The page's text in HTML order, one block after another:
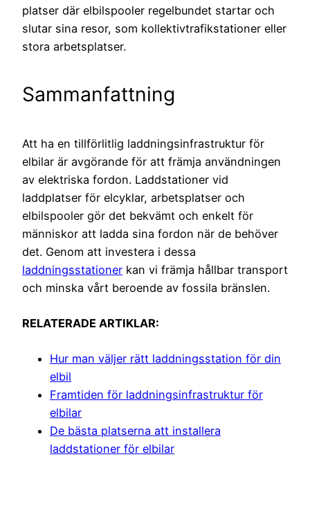
platser där elbilspooler regelbundet startar och
slutar sina resor, som kollektivtrafikstationer eller
stora arbetsplatser.
Sammanfattning
Att ha en tillförlitlig laddningsinfrastruktur för
elbilar är avgörande för att främja användningen
av elektriska fordon. Laddstationer vid
laddplatser för elcyklar, arbetsplatser och
elbilspooler gör det bekvämt och enkelt för
människor att ladda sina fordon när de behöver
det. Genom att investera i dessa
laddningsstationer kan vi främja hållbar transport
och minska vårt beroende av fossila bränslen.
RELATERADE ARTIKLAR:
Hur man väljer rätt laddningsstation för din
elbil
Framtiden för laddningsinfrastruktur för
elbilar
De bästa platserna att installera
laddstationer för elbilar